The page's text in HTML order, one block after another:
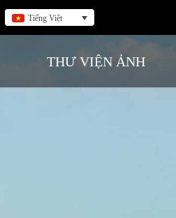
Tiếng Việt
THƯ VIỆN ẢNH